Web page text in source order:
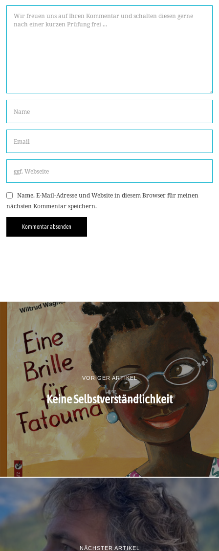
Name, E-Mail-Adresse und Website in diesem Browser für meinen
nächsten Kommentar speichern.
VORIGER ARTIKEL
Keine Selbstverständlichkeit
NÄCHSTER ARTIKEL